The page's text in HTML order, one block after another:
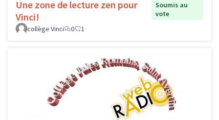
Une zone de lecture zen pour
Vinci!
Soumis au
vote
collège Vinci
0 1